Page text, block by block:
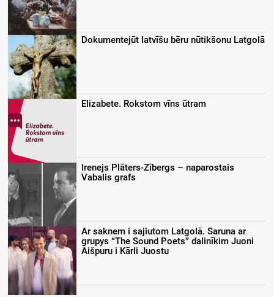
Dokumentejūt latvīšu bēru nūtikšonu Latgolā
Elizabete. Rokstom vīns ūtram
Irenejs Plāters-Zībergs – naparostais
Vabalis grafs
Ar saknem i sajiutom Latgolā. Saruna ar
grupys “The Sound Poets” dalinīkim Juoni
Aišpuru i Kārli Juostu